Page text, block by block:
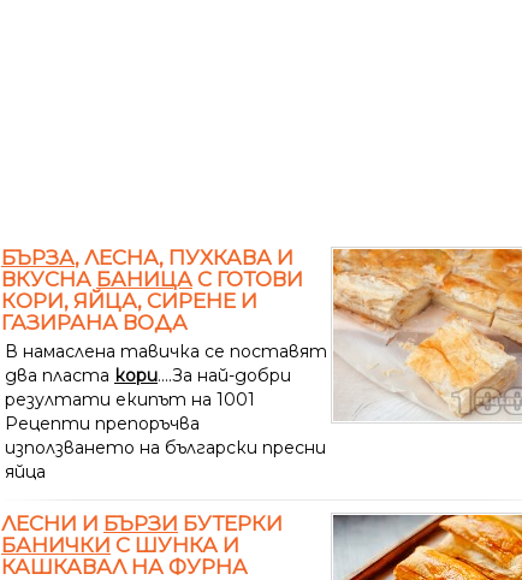
БЪРЗА, ЛЕСНА, ПУХКАВА И
ВКУСНА БАНИЦА С ГОТОВИ
КОРИ, ЯЙЦА, СИРЕНЕ И
ГАЗИРАНА ВОДА
В намаслена тавичка се поставят
два пласта кори....За най-добри
резултати екипът на 1001
Рецепти препоръчва
използването на български пресни
яйца
ЛЕСНИ И БЪРЗИ БУТЕРКИ
БАНИЧКИ С ШУНКА И
КАШКАВАЛ НА ФУРНА